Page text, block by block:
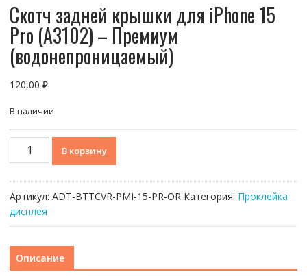
Скотч задней крышки для iPhone 15
Pro (A3102) – Премиум
(водонепроницаемый)
120,00 ₽
В наличии
Количество
товара
крышки
для
15
Pro
В корзину
Артикул: ADT-BTTCVR-PMI-15-PR-OR Категория: Проклейка
дисплея
Описание